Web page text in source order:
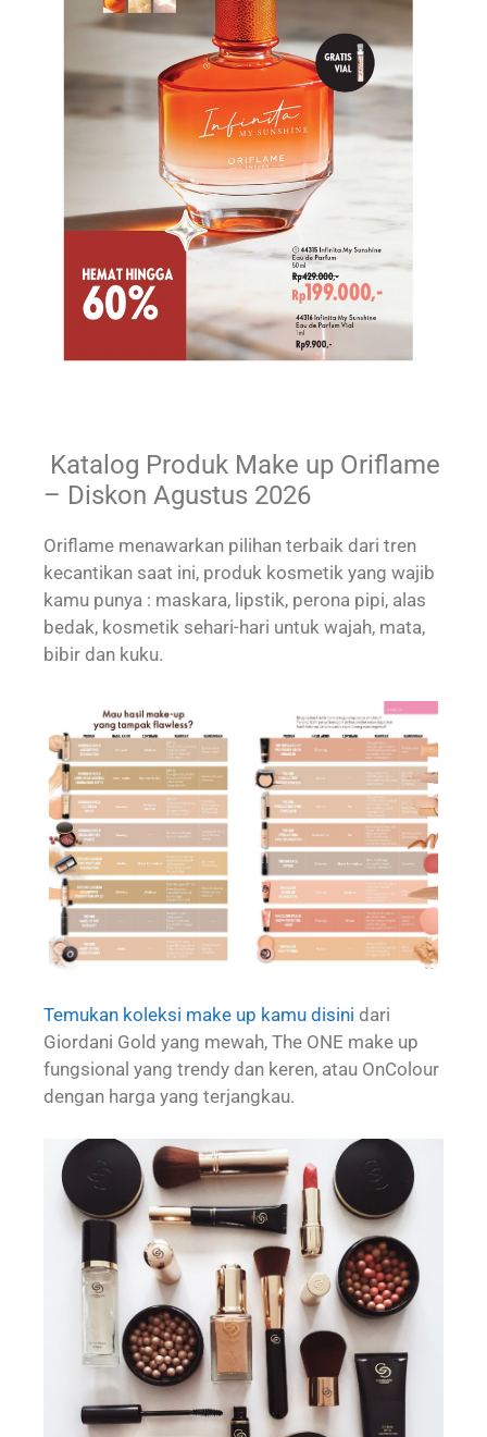
Katalog Produk Make up Oriflame
– Diskon Agustus 2026
Oriflame menawarkan pilihan terbaik dari tren
kecantikan saat ini, produk kosmetik yang wajib
kamu punya : maskara, lipstik, perona pipi, alas
bedak, kosmetik sehari-hari untuk wajah, mata,
bibir dan kuku.
Temukan koleksi make up kamu disini dari
Giordani Gold yang mewah, The ONE make up
fungsional yang trendy dan keren, atau OnColour
dengan harga yang terjangkau.